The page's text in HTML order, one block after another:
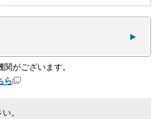
がございます。
ら
。